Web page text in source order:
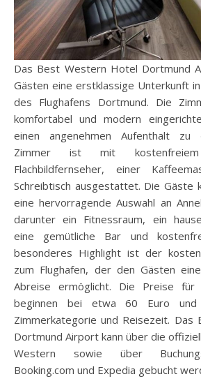
Das Best Western Hotel Dortmund
Gästen eine erstklassige Unterkunft
des Flughafens Dortmund. Die
komfortabel und modern
einen angenehmen Aufenthalt zu
Zimmer ist mit
Flachbildfernseher, einer
Schreibtisch ausgestattet. Die Gäste
eine hervorragende Auswahl an
darunter ein Fitnessraum, ein
eine gemütliche Bar und
besonderes Highlight ist der
zum Flughafen, der den Gästen
Abreise ermöglicht. Die Preise für
beginnen bei etwa 60 Euro
Zimmerkategorie und Reisezeit.
Dortmund Airport kann über die
Western sowie über
Booking.com und Expedia gebucht